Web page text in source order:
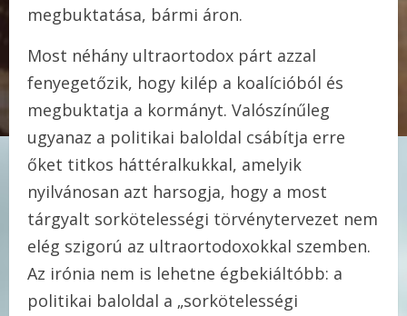
megbuktatása, bármi áron.
Most néhány ultraortodox párt azzal
fenyegetőzik, hogy kilép a koalícióból és
megbuktatja a kormányt. Valószínűleg
ugyanaz a politikai baloldal csábítja erre
őket titkos háttéralkukkal, amelyik
nyilvánosan azt harsogja, hogy a most
tárgyalt sorkötelességi törvénytervezet nem
elég szigorú az ultraortodoxokkal szemben.
Az irónia nem is lehetne égbekiáltóbb: a
politikai baloldal a „sorkötelességi